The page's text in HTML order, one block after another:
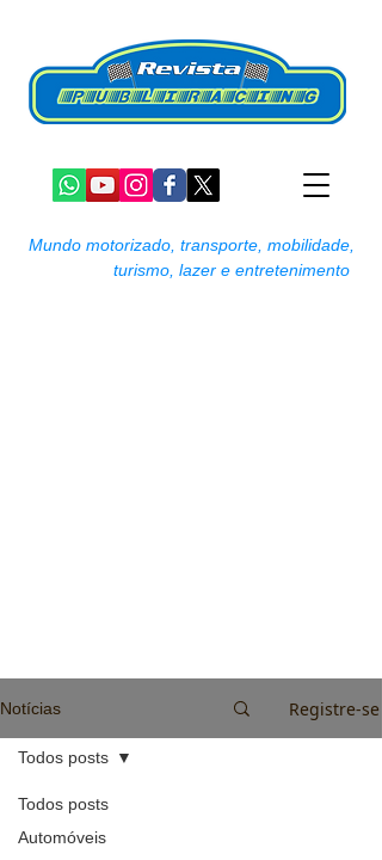
Mundo motorizado, transporte, mobilidade,
turismo, lazer e entretenimento
Notícias Registre-se
Todos posts
Automóveis
Todos posts